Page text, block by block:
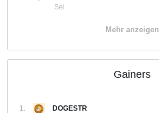
Sei
Mehr anzeigen
Gainers
1.
DOGESTR